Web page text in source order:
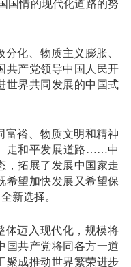
国情的现代化道路的努
化、物质主义膨胀、
共产党领导中国人民开
世界共同发展的中国式
富裕、物质文明和精神
走和平发展道路……中
，拓展了发展中国家走
希望加快发展又希望保
新选择。
体迈入现代化，规模将
国共产党将同各方一道
聚成推动世界繁荣进步